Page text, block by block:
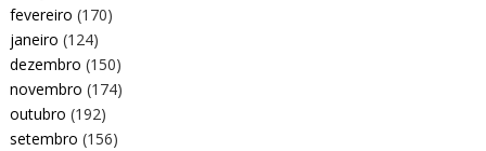
fevereiro (170)
janeiro (124)
dezembro (150)
novembro (174)
outubro (192)
setembro (156)